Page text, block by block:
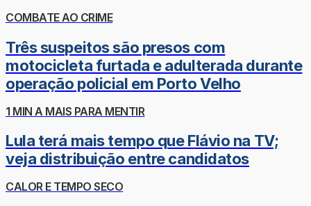
COMBATE AO CRIME
Três suspeitos são presos com
motocicleta furtada e adulterada durante
operação policial em Porto Velho
1 MIN A MAIS PARA MENTIR
Lula terá mais tempo que Flávio na TV;
veja distribuição entre candidatos
CALOR E TEMPO SECO